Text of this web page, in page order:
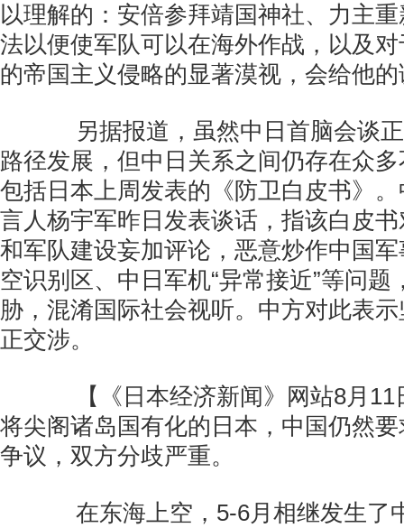
以理解的：安倍参拜靖国神社、力主
法以便使军队可以在海外作战，以及
的帝国主义侵略的显著漠视，会给他
另据报道，虽然中日首脑会谈正
路径发展，但中日关系之间仍存在众
包括日本上周发表的《防卫白皮书》
言人杨宇军昨日发表谈话，指该白皮
和军队建设妄加评论，恶意炒作中国
空识别区、中日军机“异常接近”等问
胁，混淆国际社会视听。中方对此表
正交涉。
【《日本经济新闻》网站8月11
将尖阁诸岛国有化的日本，中国仍然
争议，双方分歧严重。
在东海上空，5-6月相继发生了